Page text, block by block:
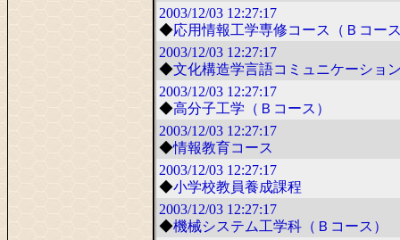
2003/12/03 12:27:17
◆応用情報工学専修コース（Ｂコー
2003/12/03 12:27:17
◆文化構造学言語コミュニケーショ
2003/12/03 12:27:17
◆高分子工学（Ｂコース）
2003/12/03 12:27:17
◆情報教育コース
2003/12/03 12:27:17
◆小学校教員養成課程
2003/12/03 12:27:17
◆機械システム工学科（Ｂコース）